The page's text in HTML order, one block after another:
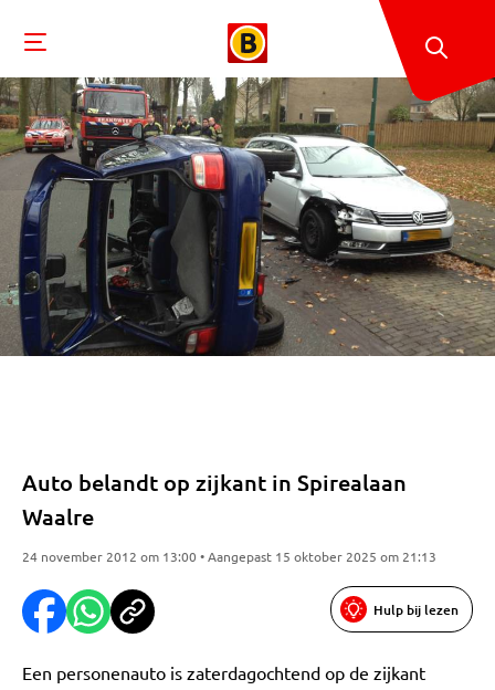
Auto belandt op zijkant in Spirealaan
Waalre
24 november 2012 om 13:00 • Aangepast 15 oktober 2025 om 21:13
Hulp bij lezen
Een personenauto is zaterdagochtend op de zijkant